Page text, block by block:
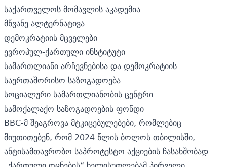
საქართველოს მომავლის აკადემია
მწვანე ალტერნატივა
დემოკრატიის მცველები
ევროპულ-ქართული ინსტიტუტი
სამართლიანი არჩევნებისა და დემოკრატიის
საერთაშორისო საზოგადოება
სოციალური სამართლიანობის ცენტრი
სამოქალაქო საზოგადოების ფონდი
BBC-მ შეაგროვა მტკიცებულებები, რომლებიც
მიუთითებენ, რომ 2024 წლის ბოლოს თბილისში,
ანტისამთავრობო საპროტესტო აქციების ჩასახშობად